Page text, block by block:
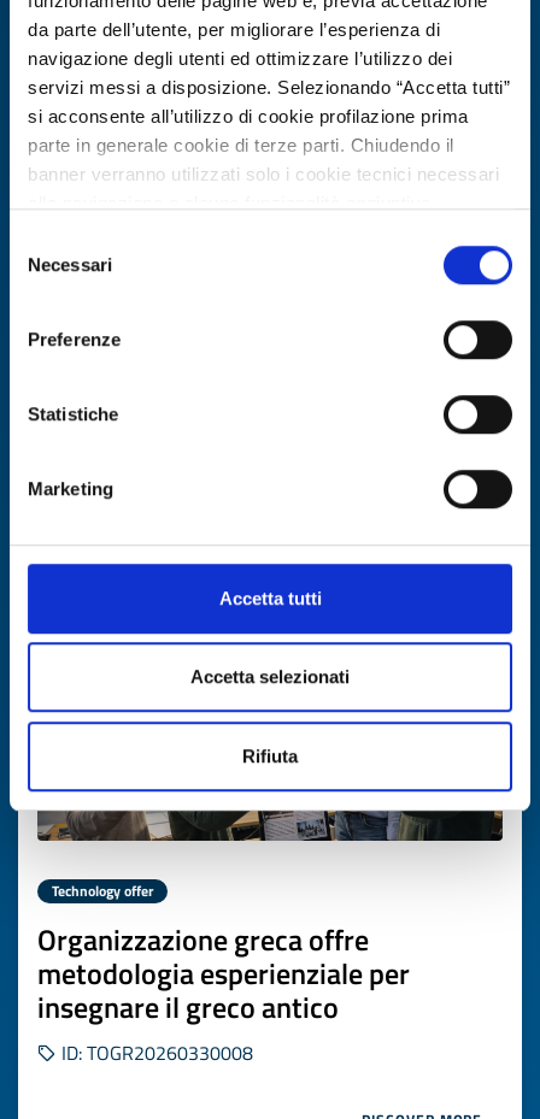
da parte dell’utente, per migliorare l’esperienza di
navigazione degli utenti ed ottimizzare l’utilizzo dei
servizi messi a disposizione. Selezionando “Accetta tutti”
si acconsente all’utilizzo di cookie profilazione prima
parte in generale cookie di terze parti. Chiudendo il
banner verranno utilizzati solo i cookie tecnici necessari
Per conoscere i dettagli, consulta la nostra cookie policy.
https://www.openinnovation.regione.lombardia.it/it/co
https://www.openinnovation.regione.lombardia.it/it/pr
delNecessari
Preferenze
Statistiche
Marketing
Accetta tutti
Accetta selezionati
Rifiuta
Technology offer
morbido modulare per bracci robotici
ID: TOES20260318017
DISCOVER MORE →
Technology offer
Organizzazione greca offre
metodologia esperienziale per
insegnare il greco antico
ID: TOGR20260330008